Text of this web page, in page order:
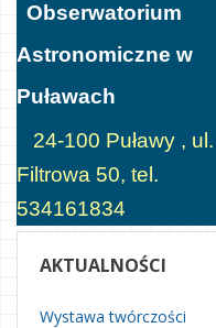
Obserwatorium
Astronomiczne w
Puławach
24-100 Puławy , ul.
Filtrowa 50, tel.
534161834
AKTUALNOŚCI
Wystawa twórczości